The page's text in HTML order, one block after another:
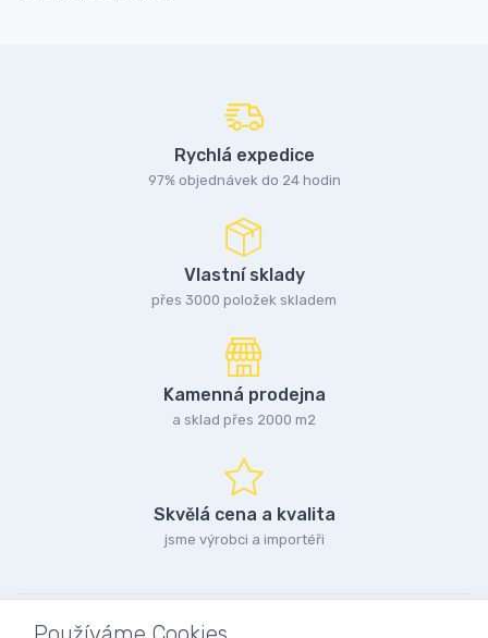
Rychlá expedice
97% objednávek do 24 hodin
Vlastní sklady
přes 3000 položek skladem
Kamenná prodejna
a sklad přes 2000 m2
Skvělá cena a kvalita
jsme výrobci a importéři